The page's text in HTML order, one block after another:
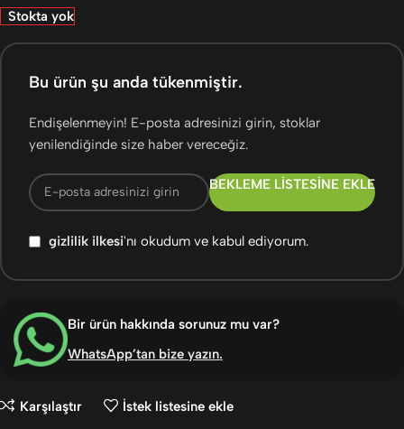
Stokta yok
Bu ürün şu anda tükenmiştir.
Endişelenmeyin! E-posta adresinizi girin, stoklar
yenilendiğinde size haber vereceğiz.
BEKLEME LISTESINE EKLE
gizlilik ilkesi'nı okudum ve kabul ediyorum.
Bir ürün hakkında sorunuz mu var?
WhatsApp’tan bize yazın.
Karşılaştır İstek listesine ekle